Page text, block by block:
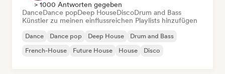
> 1000 Antworten gegeben
DanceDance popDeep HouseDiscoDrum and Bass
Künstler zu meinen einflussreichen Playlists hinzufügen
Dance Dance pop Deep House
Drum and Bass
French-House
Future House House Disco